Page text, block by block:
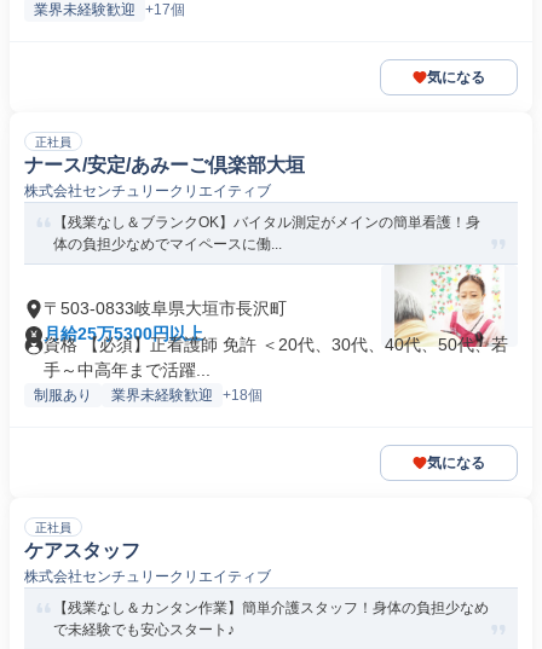
業界未経験歓迎 +17個
気になる
正社員
ナース/安定/あみーご倶楽部大垣
株式会社センチュリークリエイティブ
【残業なし＆ブランクOK】バイタル測定がメインの簡単看護！身
体の負担少なめでマイペースに働...
〒503-0833岐阜県大垣市長沢町
月給25万5300円以上
資格 【必須】正看護師 免許 ＜20代、30代、40代、50代、若
手～中高年まで活躍...
制服あり 業界未経験歓迎 +18個
気になる
正社員
ケアスタッフ
株式会社センチュリークリエイティブ
【残業なし＆カンタン作業】簡単介護スタッフ！身体の負担少なめ
で未経験でも安心スタート♪